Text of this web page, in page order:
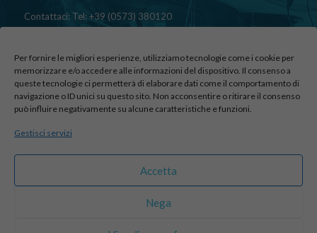
Per fornire le migliori esperienze, utilizziamo tecnologie come i cookie per
memorizzare e/o accedere alle informazioni del dispositivo. Il consenso a
queste tecnologie ci permetterà di elaborare dati come il comportamento di
navigazione o ID unici su questo sito. Non acconsentire o ritirare il consenso
può influire negativamente su alcune caratteristiche e funzioni.
Gestisci servizi
Accetta
Nega
Contattaci: Tel: +39 (0573) 380120
Fax: 39 (0573) 985420
Via di Canapale, 10
51100 PISTOIA
Find us here:
sito realizzato da